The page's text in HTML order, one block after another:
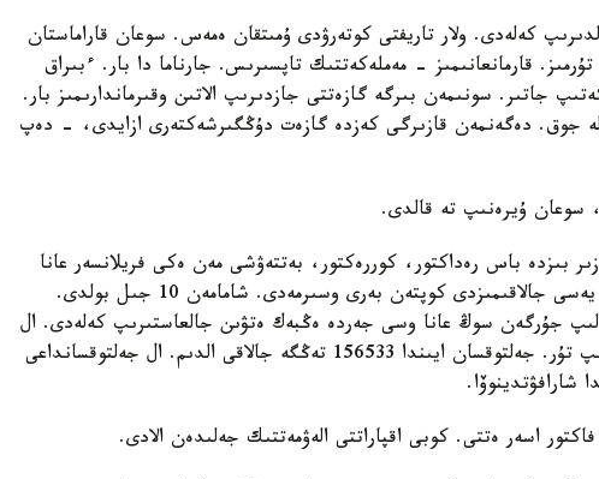
كەلەدى. ولار تاريفتى كوتەرۋدى ۇمىتقان ەمەس. سوعان قاراماستان
قارمانعانىمىز - مەملەكەتتىك تاپسىرىس. جارناما دا بار. ءبىراق
جاتىر. سونىمەن بىرگە گازەتتى جازدىرىپ الاتىن وقىرماندارىمىز بار.
جوق. دەگەنمەن قازىرگى كەزدە گازەت دۇڭگىرشەكتەرى ازايدى، - دەپ
سوعان ۇيرەنىپ تە قالدى.
بىزدە باس رەداكتور، كوررەكتور، بەتتەۋشى مەن ەكى فريلانسەر عانا
قالدى. ولارعا العىس ايتامىن. مەنشىك يەسى جالاقىمىزدى كوپتەن بەرى وسىرمەدى. شامامەن 10 جىل بولدى.
الىپ جۇرگەن سوڭ عانا وسى جەردە ەڭبەك ەتۋىن جالعاستىرىپ كەلەدى. ال
ءوزىم زەينەتكەرمىن، سول عانا قۇتقارىپ تۇر. جەلتوقسان ايىندا 156533 تەڭگە جالاقى الدىم. ال جەلتوقسانداعى
شارافۋتدينوۆا.
اسەر ەتتى. كوبى اقپاراتتى الەۋمەتتىك جەلىدەن الادى.